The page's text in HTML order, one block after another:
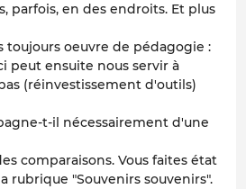
parfois, en des endroits. Et plus
toujours oeuvre de pédagogie :
peut ensuite nous servir à
(réinvestissement d'outils)
t-il nécessairement d'une
comparaisons. Vous faites état
rubrique "Souvenirs souvenirs".